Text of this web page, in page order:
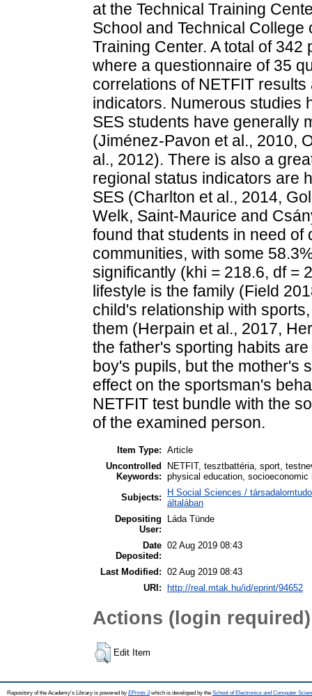
at the Technical Training
School and Technical
Training Center. A total of
where a questionnaire of 35
correlations of NETFIT
indicators. Numerous studies
SES students have generally
(Jiménez-Pavon et al., 2010,
al., 2012). There is also a
regional status indicators are
SES (Charlton et al., 2014,
Welk, Saint-Maurice and
found that students in need
communities, with some
significantly (khi = 218.6, df =
lifestyle is the family (Field
child's relationship with
them (Herpain et al., 2017,
the father's sporting habits
boy's pupils, but the mother's
effect on the sportsman's
NETFIT test bundle with the
of the examined person.
Item Type: Article
Uncontrolled
Keywords:
NETFIT, tesztbattéria, sport,
physical education,
Subjects:
H Social Sciences /
általában
Depositing
User:
Láda Tünde
Date
Deposited:
02 Aug 2019 08:43
Last Modified: 02 Aug 2019 08:43
URI:
http://real.mtak.hu/id/eprint/94652
Actions (login required)
Edit Item
Repository of the Academy's Library is powered by EPrints 3which is developed by the School of Electronics and Computer